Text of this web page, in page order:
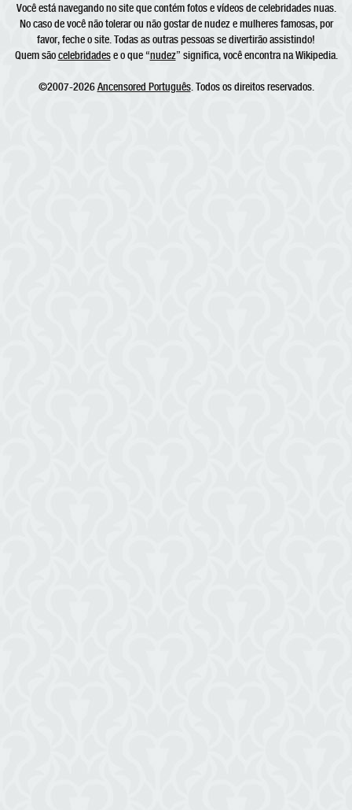
Você está navegando no site que contém fotos e vídeos de celebridades nuas.
No caso de você não tolerar ou não gostar de nudez e mulheres famosas, por
favor, feche o site. Todas as outras pessoas se divertirão assistindo!
Quem sãocelebridadese o que “nudez” significa, você encontra na Wikipedia.
©2007-2026Ancensored Português. Todos os direitos reservados.